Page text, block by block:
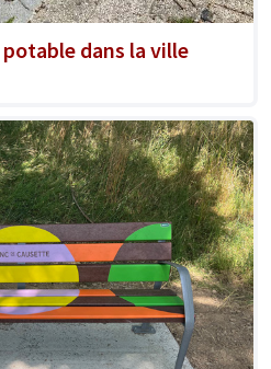
dans la ville